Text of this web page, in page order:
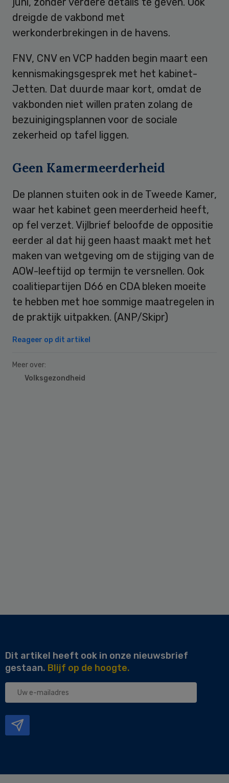
dreigde de vakbond met
werkonderbrekingen in de havens.
FNV, CNV en VCP hadden begin maart een
kennismakingsgesprek met het kabinet-
Jetten. Dat duurde maar kort, omdat de
vakbonden niet willen praten zolang de
bezuinigingsplannen voor de sociale
zekerheid op tafel liggen.
Geen Kamermeerderheid
De plannen stuiten ook in de Tweede Kamer,
waar het kabinet geen meerderheid heeft,
op fel verzet. Vijlbrief beloofde de oppositie
eerder al dat hij geen haast maakt met het
maken van wetgeving om de stijging van de
AOW-leeftijd op termijn te versnellen. Ook
coalitiepartijen D66 en CDA bleken moeite
te hebben met hoe sommige maatregelen in
de praktijk uitpakken. (ANP/Skipr)
Reageer op dit artikel
Meer over:
Volksgezondheid
Dit artikel heeft ook in onze nieuwsbrief
gestaan. Blijf op de hoogte.
Uw